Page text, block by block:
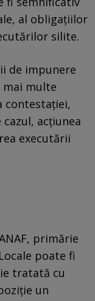
al obligațiilor
silite.
de impunere
multe
contestației,
acțiunea
executării
primărie
poate fi
tratată cu
un